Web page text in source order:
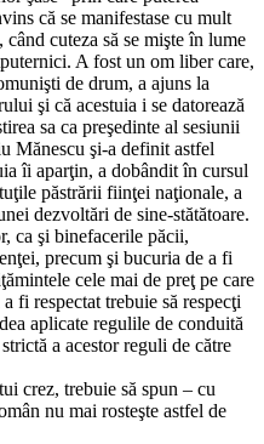
că se manifestase cu mult
cuteza să se mişte în lume
A fost un om liber care,
de drum, a ajuns la
şi că acestuia i se datorează
sa ca preşedinte al sesiunii
Mănescu şi-a definit astfel
îi aparţin, a dobândit în cursul
păstrării fiinţei naţionale, a
dezvoltări de sine-stătătoare.
ca şi binefacerile păcii,
precum şi bucuria de a fi
cele mai de preţ pe care
fi respectat trebuie să respecţi
aplicate regulile de conduită
a acestor reguli de către
crez, trebuie să spun – cu
nu mai rosteşte astfel de